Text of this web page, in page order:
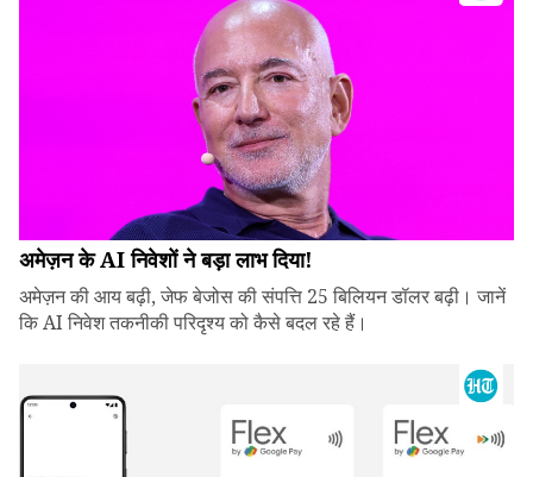
अमेज़न के AI निवेशों ने बड़ा लाभ दिया!
अमेज़न की आय बढ़ी, जेफ बेजोस की संपत्ति 25 बिलियन डॉलर बढ़ी। जानें
कि AI निवेश तकनीकी परिदृश्य को कैसे बदल रहे हैं।